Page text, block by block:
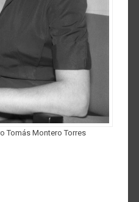
Tomás Montero Torres